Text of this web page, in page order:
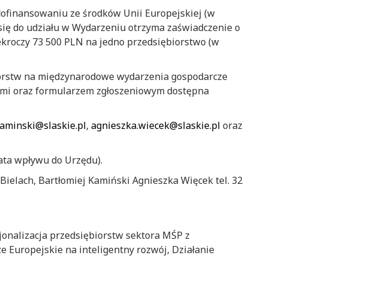
ze środków Unii Europejskiej (w
do udziału w Wydarzeniu otrzyma zaświadczenie o
73 500 PLN na jedno przedsiębiorstwo (w
na międzynarodowe wydarzenia gospodarcze
oraz formularzem zgłoszeniowym dostępna
, agnieszka.wiecek@slaskie.pl oraz
wpływu do Urzędu).
Bartłomiej Kamiński Agnieszka Więcek tel. 32
przedsiębiorstw sektora MŚP z
Europejskie na inteligentny rozwój, Działanie